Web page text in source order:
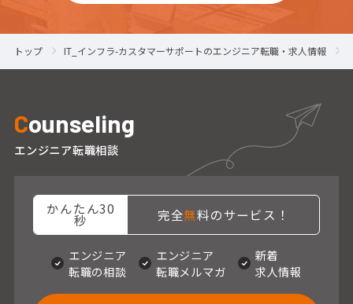
トップ IT_インフラ-カスタマーサポートのエンジニア転職・求人情報
Counseling
エンジニア転職相談
かんたん30
秒 完全無料のサービス！
エンジニア
転職の相談
エンジニア
転職メルマガ
新着
求人情報